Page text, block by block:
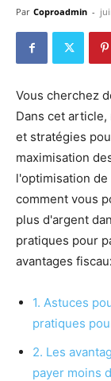
Par Coproadmin -
Vous cherchez
Dans cet
et stratégies
maximisation
l'optimisation
comment vous
plus d'argent
pratiques pour
avantages
1. Astuces
pratiques
2. Les
payer moins